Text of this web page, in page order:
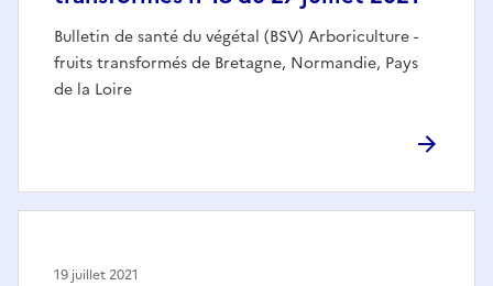
Bulletin de santé du végétal (BSV) Arboriculture -
fruits transformés de Bretagne, Normandie, Pays
de la Loire
19 juillet 2021